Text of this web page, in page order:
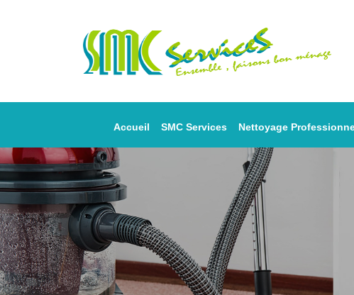
Accueil SMC Services Nettoyage